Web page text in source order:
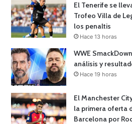
El Tenerife se
Trofeo Villa de
los penaltis
Hace 13 horas
WWE
análisis y
Hace 19 horas
El Manchester
la primera oferta
Barcelona por